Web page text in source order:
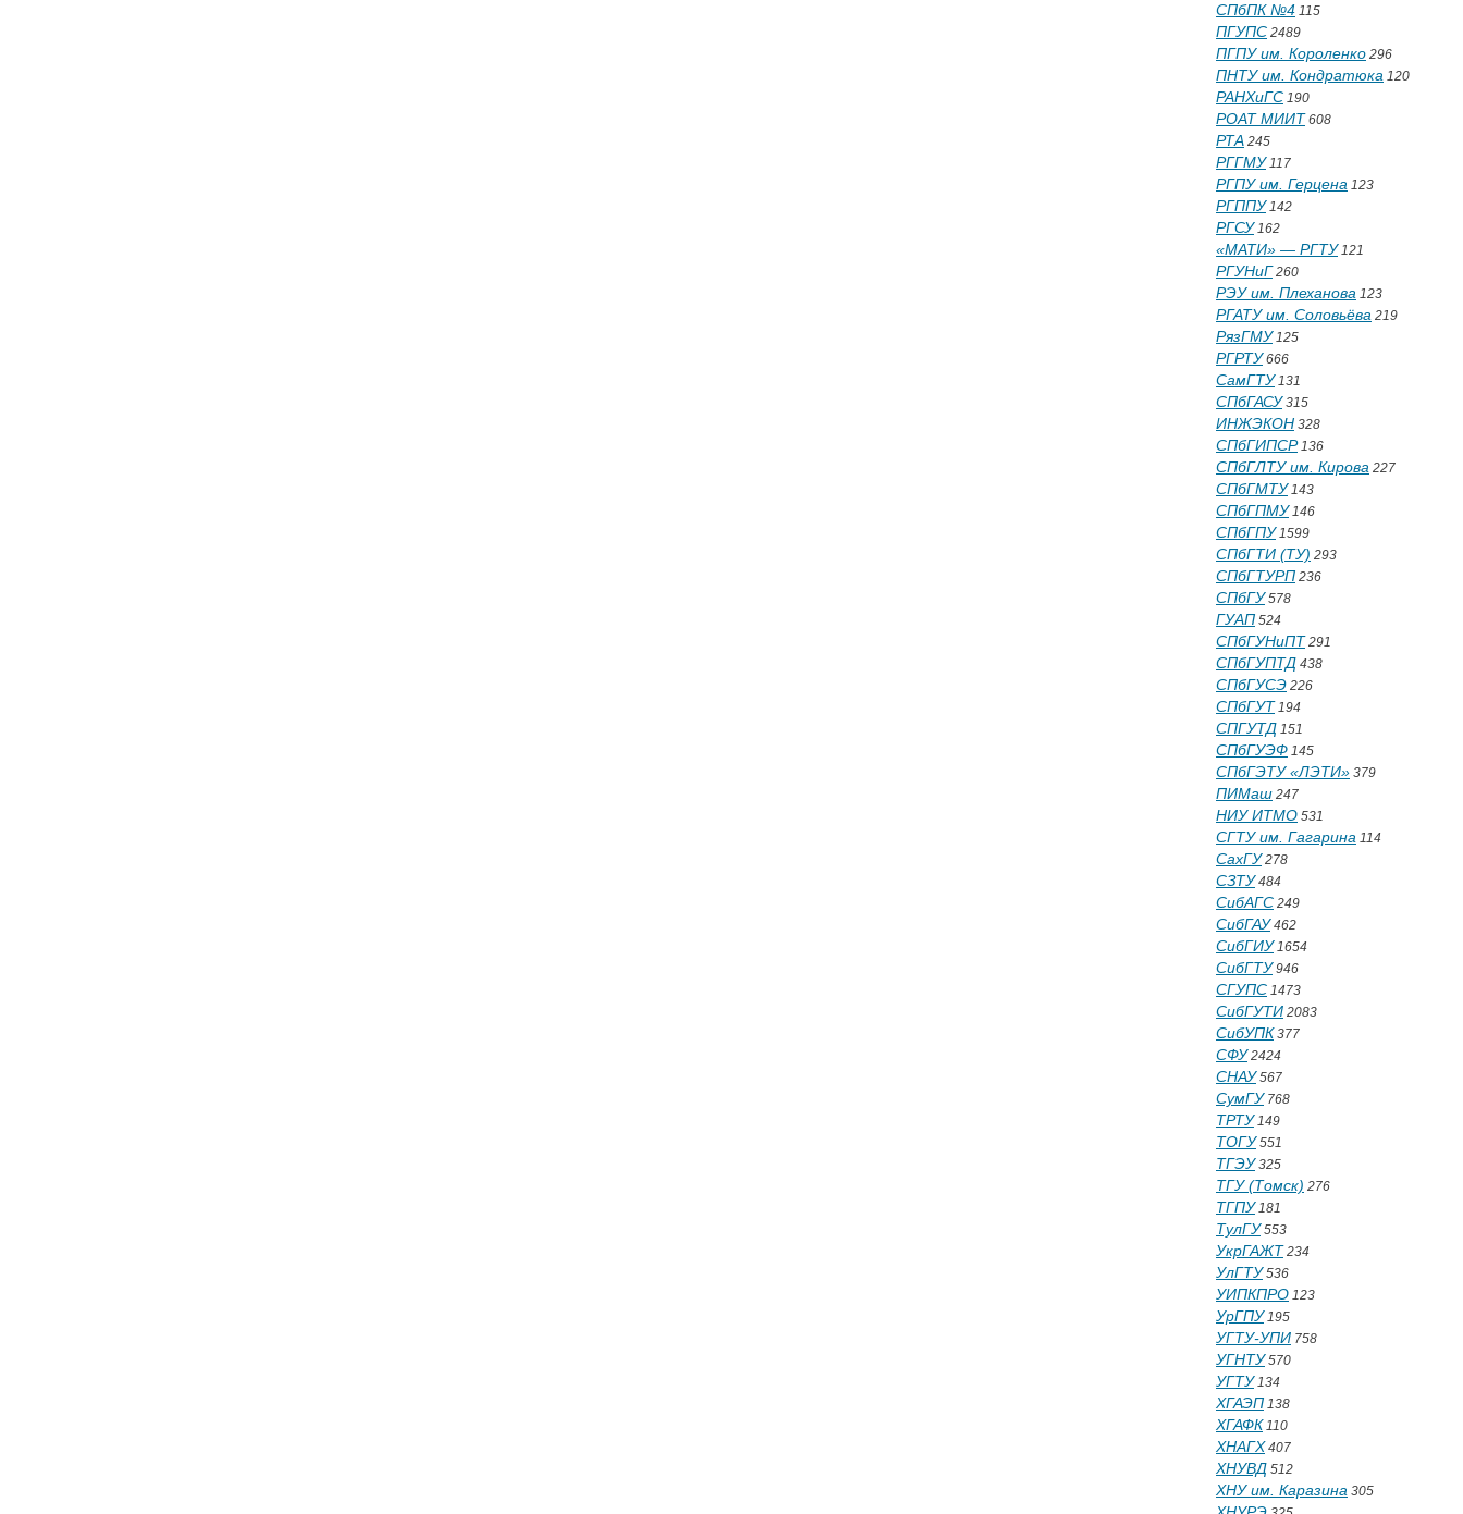
СПбПК №4 115
ПГУПС 2489
ПГПУ им. Короленко 296
ПНТУ им. Кондратюка 120
РАНХиГС 190
РОАТ МИИТ 608
РТА 245
РГГМУ117
РГПУ им. Герцена 123
РГППУ142
РГСУ162
«МАТИ» — РГТУ121
РГУНиГ 260
РЭУ им. Плеханова 123
РГАТУ им. Соловьёва 219
РязГМУ125
РГРТУ666
СамГТУ131
СПбГАСУ315
ИНЖЭКОН 328
СПбГИПСР136
СПбГЛТУ им. Кирова 227
СПбГМТУ143
СПбГПМУ146
СПбГПУ1599
СПбГТИ (ТУ) 293
СПбГТУРП 236
СПбГУ578
ГУАП 524
СПбГУНиПТ 291
СПбГУПТД 438
СПбГУСЭ 226
СПбГУТ 194
СПГУТД 151
СПбГУЭФ 145
СПбГЭТУ «ЛЭТИ» 379
ПИМаш 247
НИУ ИТМО 531
СГТУ им. Гагарина 114
СахГУ278
СЗТУ484
СибАГС 249
СибГАУ462
СибГИУ1654
СибГТУ946
СГУПС 1473
СибГУТИ 2083
СибУПК 377
СФУ2424
СНАУ567
СумГУ768
ТРТУ149
ТОГУ551
ТГЭУ325
ТГУ (Томск) 276
ТГПУ181
ТулГУ553
УкрГАЖТ 234
УлГТУ536
УИПКПРО 123
УрГПУ195
УГТУ-УПИ 758
УГНТУ570
УГТУ134
ХГАЭП 138
ХГАФК 110
ХНАГХ 407
ХНУВД 512
ХНУ им. Каразина 305